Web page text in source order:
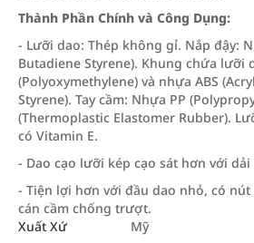
Thành Phần Chính và Công Dụng:
- Lưỡi dao: Thép không gỉ. Nắp đậy:
Butadiene Styrene). Khung chứa lưỡi
(Polyoxymethylene) và nhựa ABS
Styrene). Tay cầm: Nhựa PP
(Thermoplastic Elastomer Rubber).
có Vitamin E.
- Dao cạo lưỡi kép cạo sát hơn với
- Tiện lợi hơn với đầu dao nhỏ, có nút
cán cầm chống trượt.
Xuất Xứ
Mỹ